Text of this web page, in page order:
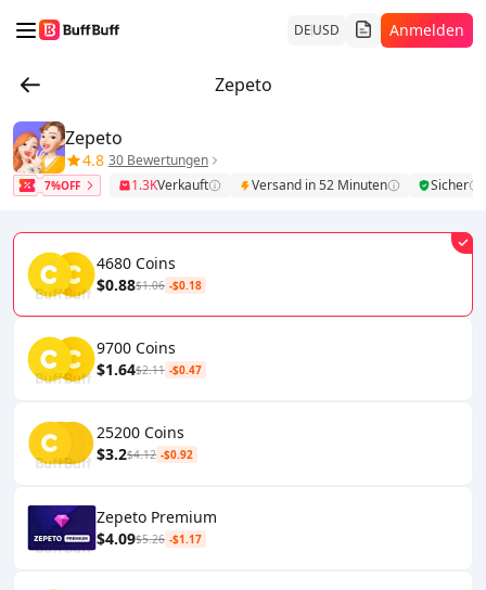
DEUSD Anmelden
Zepeto
Zepeto
4.8 30 Bewertungen
7%OFF 1.3KVerkauft Versand in 52 Minuten Sicher
4680 Coins
$0.88$1.06 -$0.18
9700 Coins
$1.64$2.11 -$0.47
25200 Coins
$3.2$4.12 -$0.92
Zepeto Premium
$4.09$5.26 -$1.17